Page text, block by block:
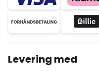
Levering med